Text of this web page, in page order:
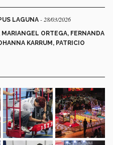
LAGUNA - 28/03/2026
ORTEGA, FERNANDA
KARRUM, PATRICIO